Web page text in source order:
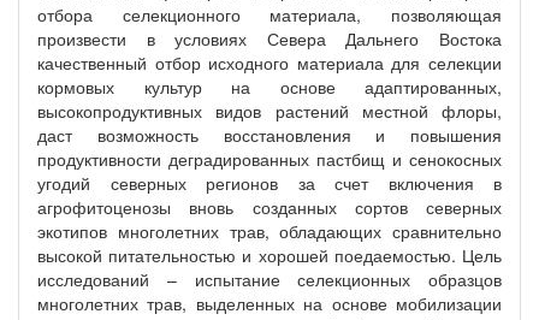
отбора селекционного материала, позволяющая
произвести в условиях Севера Дальнего Востока
качественный отбор исходного материала для селекции
кормовых культур на основе адаптированных,
высокопродуктивных видов растений местной флоры,
даст возможность восстановления и повышения
продуктивности деградированных пастбищ и сенокосных
угодий северных регионов за счет включения в
агрофитоценозы вновь созданных сортов северных
экотипов многолетних трав, обладающих сравнительно
высокой питательностью и хорошей поедаемостью. Цель
исследований – испытание селекционных образцов
многолетних трав, выделенных на основе мобилизации